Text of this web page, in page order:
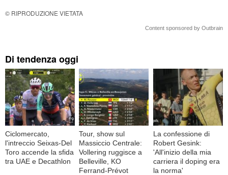
© RIPRODUZIONE VIETATA
Content sponsored by Outbrain
Di tendenza oggi
Ciclomercato,
l'intreccio Seixas-Del
Toro accende la sfida
tra UAE e Decathlon
Tour, show sul
Massiccio Centrale:
Vollering ruggisce a
Belleville, KO
Ferrand-Prévot
La confessione di
Robert Gesink:
'All'inizio della mia
carriera il doping era
la norma'